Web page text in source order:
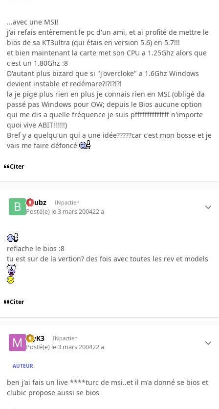
...avec une MSI!
j'ai refais entèrement le pc d'un ami, et ai profité de mettre le
bios de sa KT3ultra (qui étais en version 5.6) en 5.7!!!
et bien maintenant la carte met son CPU a 1.25Ghz alors que
c'est un 1.80Ghz :8
D'autant plus bizard que si "j'overcloke" a 1.6Ghz Windows
devient instable et redémare?!?!?!?!
la je pige plus rien en plus je connais rien en MSI (obligé da
passé pas Windows pour OW; depuis le Bios aucune option
qui me dis a quelle fréquence je suis pffffffffffffff n'importe
quoi vive ABIT!!!!!!)
Bref y a quelqu'un qui a une idée?????car c'est mon bosse et je
vais me faire défoncé
Citer
beubz INpactien
Posté(e) le 3 mars 200422 a
reflache le bios :8
tu est sur de la vertion? des fois avec toutes les rev et models
Citer
MyK3 INpactien
Posté(e) le 3 mars 200422 a
AUTEUR
ben j'ai fais un live ****turc de msi..et il m'a donné se bios et
clubic propose aussi se bios